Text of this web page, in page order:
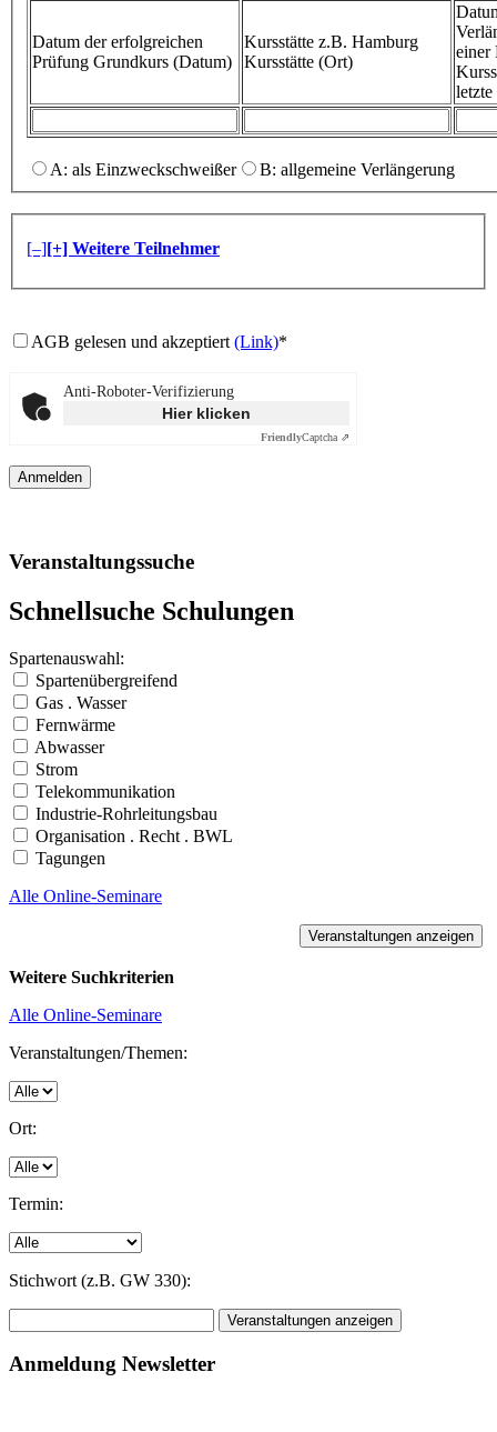
Datum der erfolgreichen
Prüfung Grundkurs (Datum)
Kursstätte z.B. Hamburg
Kursstätte (Ort)
einer
A: als Einzweckschweißer B: allgemeine Verlängerung
[–][+] Weitere Teilnehmer
AGB gelesen und akzeptiert (Link)*
Anti-Roboter-Verifizierung
Hier klicken
FriendlyCaptcha ⇗
Veranstaltungssuche
Schnellsuche Schulungen
Spartenauswahl:
Spartenübergreifend
Gas . Wasser
Fernwärme
Abwasser
Strom
Telekommunikation
Industrie-Rohrleitungsbau
Organisation . Recht . BWL
Tagungen
Alle Online-Seminare
Weitere Suchkriterien
Alle Online-Seminare
Veranstaltungen/Themen:
Ort:
Termin:
Stichwort (z.B. GW 330):
Anmeldung Newsletter